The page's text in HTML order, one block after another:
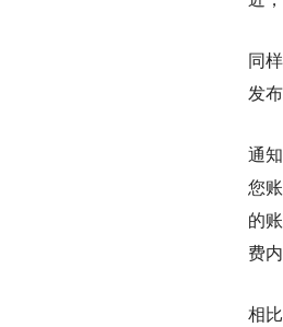
同
发
通
您
的
费
相